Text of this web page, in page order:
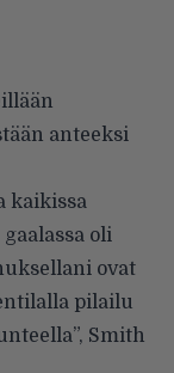
anteeksi
kaikissa
oli
ovat
pilailu
Smith